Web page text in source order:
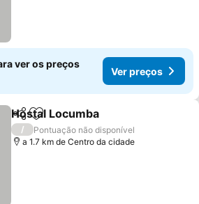
ver os preços
Ver preços
PartilharAdicionar aos favoritos
Hostal Locumba
/
Pontuação não disponível
a 1.7 km de Centro da cidade